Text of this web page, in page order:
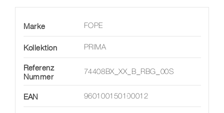
Marke FOPE
Kollektion PRIMA
Referenz
Nummer
74408BX_XX_B_RBG_00S
EAN 960100150100012